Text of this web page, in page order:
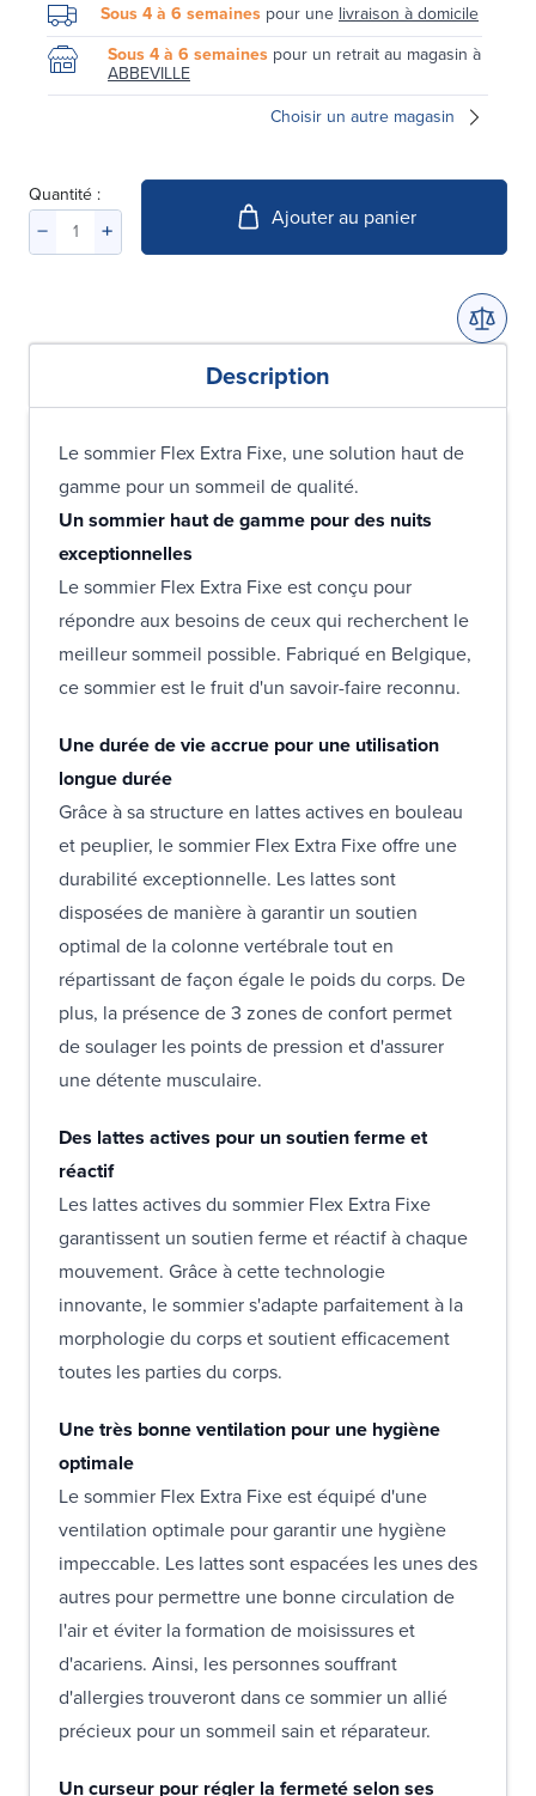
Sous 4 à 6 semaines pour unelivraison à domicile
Sous 4 à 6 semaines pour un retrait au magasin à
ABBEVILLE
Choisir un autre magasin
Quantité :
Ajouter au panier
Description
Le sommier Flex Extra Fixe, une solution haut de
gamme pour un sommeil de qualité.
Un sommier haut de gamme pour des nuits
exceptionnelles
Le sommier Flex Extra Fixe est conçu pour
répondre aux besoins de ceux qui recherchent le
meilleur sommeil possible. Fabriqué en Belgique,
ce sommier est le fruit d'un savoir-faire reconnu.
Une durée de vie accrue pour une utilisation
longue durée
Grâce à sa structure en lattes actives en bouleau
et peuplier, le sommier Flex Extra Fixe offre une
durabilité exceptionnelle. Les lattes sont
disposées de manière à garantir un soutien
optimal de la colonne vertébrale tout en
répartissant de façon égale le poids du corps. De
plus, la présence de 3 zones de confort permet
de soulager les points de pression et d'assurer
une détente musculaire.
Des lattes actives pour un soutien ferme et
réactif
Les lattes actives du sommier Flex Extra Fixe
garantissent un soutien ferme et réactif à chaque
mouvement. Grâce à cette technologie
innovante, le sommier s'adapte parfaitement à la
morphologie du corps et soutient efficacement
toutes les parties du corps.
Une très bonne ventilation pour une hygiène
optimale
Le sommier Flex Extra Fixe est équipé d'une
ventilation optimale pour garantir une hygiène
impeccable. Les lattes sont espacées les unes des
autres pour permettre une bonne circulation de
l'air et éviter la formation de moisissures et
d'acariens. Ainsi, les personnes souffrant
d'allergies trouveront dans ce sommier un allié
précieux pour un sommeil sain et réparateur.
Un curseur pour régler la fermeté selon ses